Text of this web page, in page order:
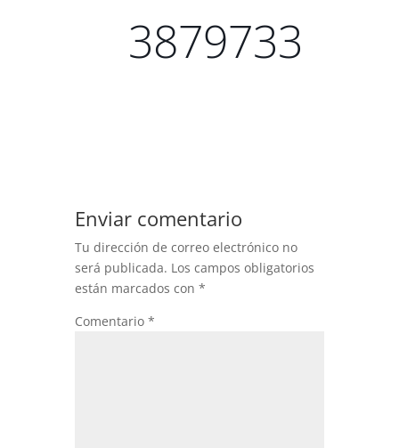
3879733
Enviar comentario
Tu dirección de correo electrónico no
será publicada. Los campos obligatorios
están marcados con *
Comentario *